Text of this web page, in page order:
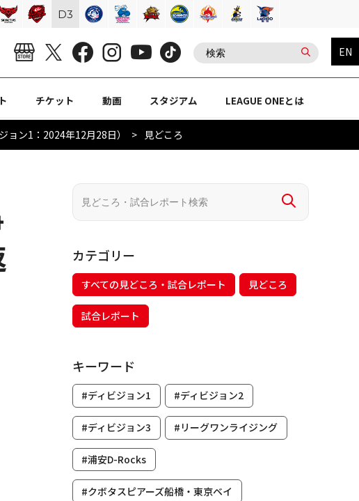
EN
チケット 動画 スタジアム LEAGUE ONEとは
ン1：2024年12月28日） 見どころ
カテゴリー
すべての見どころ・試合レポート 見どころ
試合レポート
キーワード
#ディビジョン1 #ディビジョン2
#ディビジョン3 #リーグワンライジング
#浦安D-Rocks
#クボタスピアーズ船橋・東京ベイ
D3